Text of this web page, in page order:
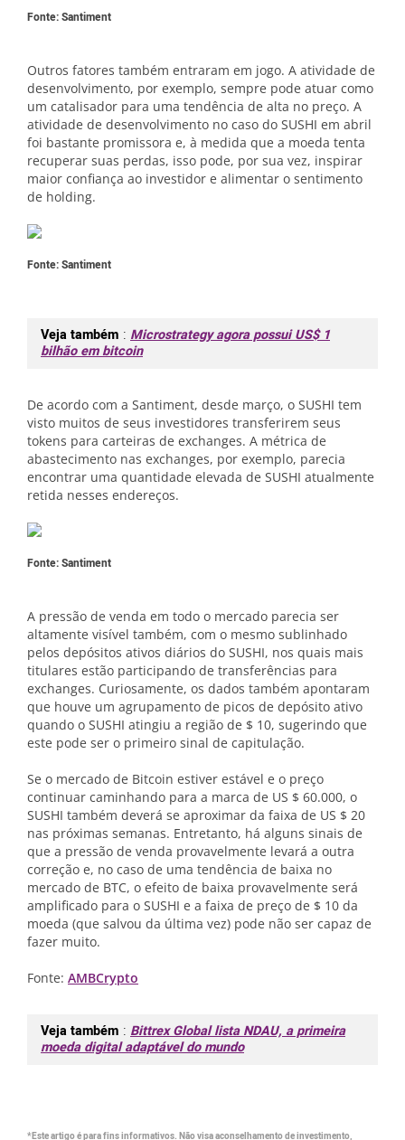
Fonte: Santiment
Outros fatores também entraram em jogo. A atividade de
desenvolvimento, por exemplo, sempre pode atuar como
um catalisador para uma tendência de alta no preço. A
atividade de desenvolvimento no caso do SUSHI em abril
foi bastante promissora e, à medida que a moeda tenta
recuperar suas perdas, isso pode, por sua vez, inspirar
maior confiança ao investidor e alimentar o sentimento
de holding.
Fonte: Santiment
Veja também : Microstrategy agora possui US$ 1
bilhão em bitcoin
De acordo com a Santiment, desde março, o SUSHI tem
visto muitos de seus investidores transferirem seus
tokens para carteiras de exchanges. A métrica de
abastecimento nas exchanges, por exemplo, parecia
encontrar uma quantidade elevada de SUSHI atualmente
retida nesses endereços.
Fonte: Santiment
A pressão de venda em todo o mercado parecia ser
altamente visível também, com o mesmo sublinhado
pelos depósitos ativos diários do SUSHI, nos quais mais
titulares estão participando de transferências para
exchanges. Curiosamente, os dados também apontaram
que houve um agrupamento de picos de depósito ativo
quando o SUSHI atingiu a região de $ 10, sugerindo que
este pode ser o primeiro sinal de capitulação.
Se o mercado de Bitcoin estiver estável e o preço
continuar caminhando para a marca de US $ 60.000, o
SUSHI também deverá se aproximar da faixa de US $ 20
nas próximas semanas. Entretanto, há alguns sinais de
que a pressão de venda provavelmente levará a outra
correção e, no caso de uma tendência de baixa no
mercado de BTC, o efeito de baixa provavelmente será
amplificado para o SUSHI e a faixa de preço de $ 10 da
moeda (que salvou da última vez) pode não ser capaz de
fazer muito.
Fonte: AMBCrypto
Veja também : Bittrex Global lista NDAU, a primeira
moeda digital adaptável do mundo
*Este artigo é para fins informativos. Não visa aconselhamento de investimento,